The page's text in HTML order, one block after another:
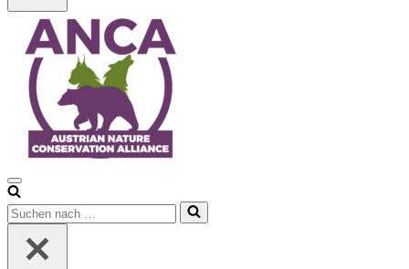
Navigationsmenü
Suchen
nach …